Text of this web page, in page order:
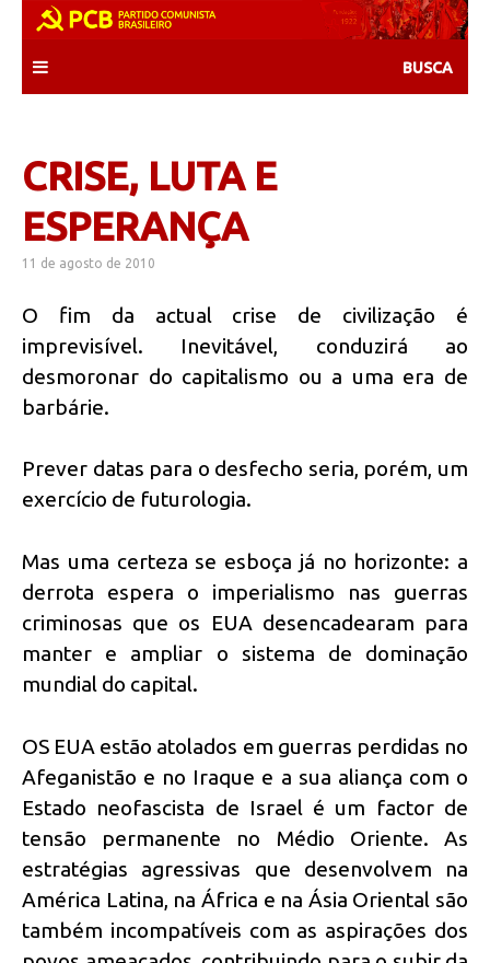
content
CRISE, LUTA E
ESPERANÇA
11 de agosto de 2010
O fim da actual crise de civilização é
imprevisível. Inevitável, conduzirá ao
desmoronar do capitalismo ou a uma era de
barbárie.
Prever datas para o desfecho seria, porém, um
exercício de futurologia.
Mas uma certeza se esboça já no horizonte: a
derrota espera o imperialismo nas guerras
criminosas que os EUA desencadearam para
manter e ampliar o sistema de dominação
mundial do capital.
OS EUA estão atolados em guerras perdidas no
Afeganistão e no Iraque e a sua aliança com o
Estado neofascista de Israel é um factor de
tensão permanente no Médio Oriente. As
estratégias agressivas que desenvolvem na
América Latina, na África e na Ásia Oriental são
também incompatíveis com as aspirações dos